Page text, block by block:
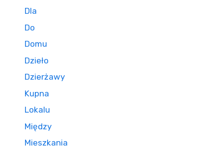
Dla
Do
Domu
Dzieło
Dzierżawy
Kupna
Lokalu
Między
Mieszkania